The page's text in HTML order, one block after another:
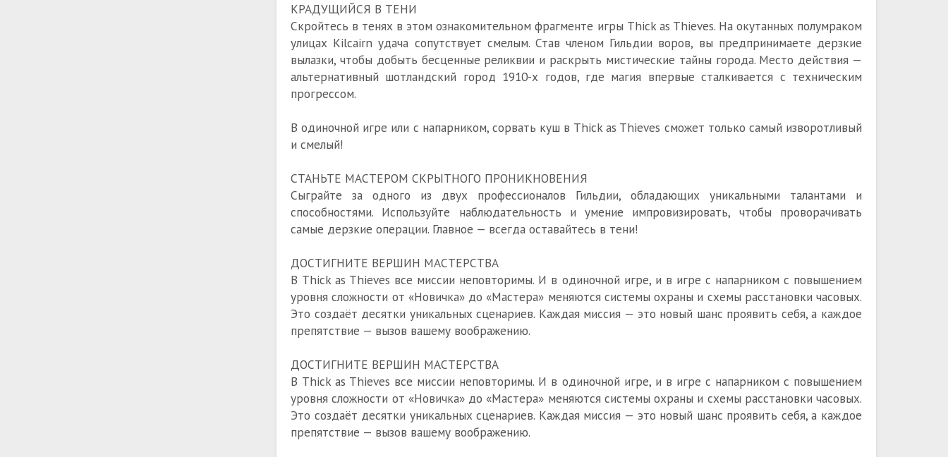
КРАДУЩИЙСЯ В ТЕНИ
Скройтесь в тенях в этом ознакомительном фрагменте игры Thick as Thieves. На окутанных полумраком
улицах Kilcairn удача сопутствует смелым. Став членом Гильдии воров, вы предпринимаете дерзкие
вылазки, чтобы добыть бесценные реликвии и раскрыть мистические тайны города. Место действия —
альтернативный шотландский город 1910-х годов, где магия впервые сталкивается с техническим
прогрессом.
В одиночной игре или с напарником, сорвать куш в Thick as Thieves сможет только самый изворотливый
и смелый!
СТАНЬТЕ МАСТЕРОМ СКРЫТНОГО ПРОНИКНОВЕНИЯ
Сыграйте за одного из двух профессионалов Гильдии, обладающих уникальными талантами и
способностями. Используйте наблюдательность и умение импровизировать, чтобы проворачивать
самые дерзкие операции. Главное — всегда оставайтесь в тени!
ДОСТИГНИТЕ ВЕРШИН МАСТЕРСТВА
В Thick as Thieves все миссии неповторимы. И в одиночной игре, и в игре с напарником с повышением
уровня сложности от «Новичка» до «Мастера» меняются системы охраны и схемы расстановки часовых.
Это создаёт десятки уникальных сценариев. Каждая миссия — это новый шанс проявить себя, а каждое
препятствие — вызов вашему воображению.
ДОСТИГНИТЕ ВЕРШИН МАСТЕРСТВА
В Thick as Thieves все миссии неповторимы. И в одиночной игре, и в игре с напарником с повышением
уровня сложности от «Новичка» до «Мастера» меняются системы охраны и схемы расстановки часовых.
Это создаёт десятки уникальных сценариев. Каждая миссия — это новый шанс проявить себя, а каждое
препятствие — вызов вашему воображению.